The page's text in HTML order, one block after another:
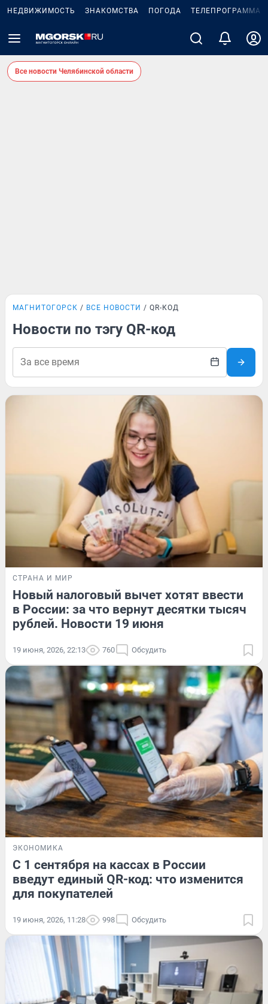
НЕДВИЖИМОСТЬ ЗНАКОМСТВА ПОГОДА ТЕЛЕПРОГРАММА
Все новости Челябинской области
МАГНИТОГОРСК ВСЕ НОВОСТИ QR-КОД
Новости по тэгу QR-код
СТРАНА И МИР
Новый налоговый вычет хотят ввести
в России: за что вернут десятки тысяч
рублей. Новости 19 июня
19 июня, 2026, 22:13 760 Обсудить
ЭКОНОМИКА
С 1 сентября на кассах в России
введут единый QR-код: что изменится
для покупателей
19 июня, 2026, 11:28 998 Обсудить